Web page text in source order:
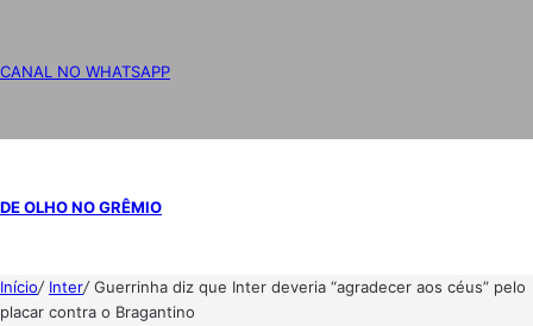
CANAL NO WHATSAPP
DE OLHO NO GRÊMIO
Início/ Inter/Guerrinha diz que Inter deveria “agradecer aos céus” pelo
placar contra o Bragantino